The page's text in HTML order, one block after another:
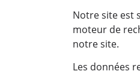
Notre site est
moteur de
notre site.
Les données